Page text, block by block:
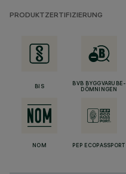
PRODUKTZERTIFIZIERUNG
BIS
BVB BYGGVARUBE-
DÖMNINGEN
NOM PEP ECOPASSPORT